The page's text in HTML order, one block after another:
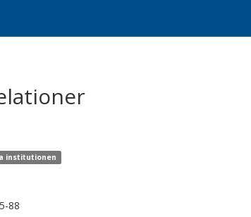
institutionen
88